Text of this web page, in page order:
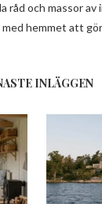
råd och massor
med hemmet att
INLÄGGEN